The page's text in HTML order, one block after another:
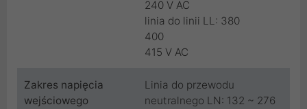
240 V AC
linia do linii LL: 380
400
415 V AC
Zakres napięcia
wejściowego
Linia do przewodu
neutralnego LN: 132 ~ 276